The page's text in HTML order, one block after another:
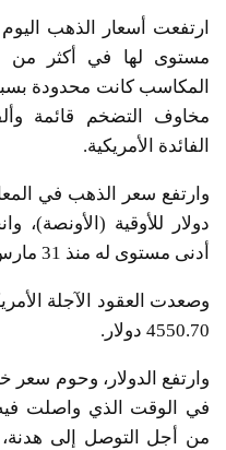
ارتفعت أسعار الذهب
مستوى لها في أكثر من
المكاسب كانت محدودة
مخاوف التضخم قائمة
الفائدة الأمريكية.
أدنى مستوى له منذ 31 مارس في الجلسة السابقة.
4550.70 دولار.
في الوقت الذي واصلت فيه
من أجل التوصل إلى هدنة،